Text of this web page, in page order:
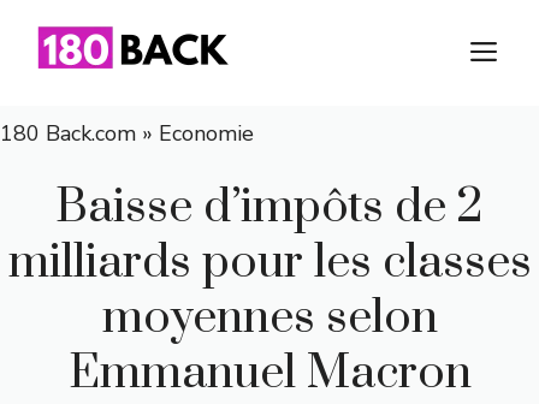
180 Back.com » Economie
Baisse d’impôts de 2
milliards pour les classes
moyennes selon
Emmanuel Macron